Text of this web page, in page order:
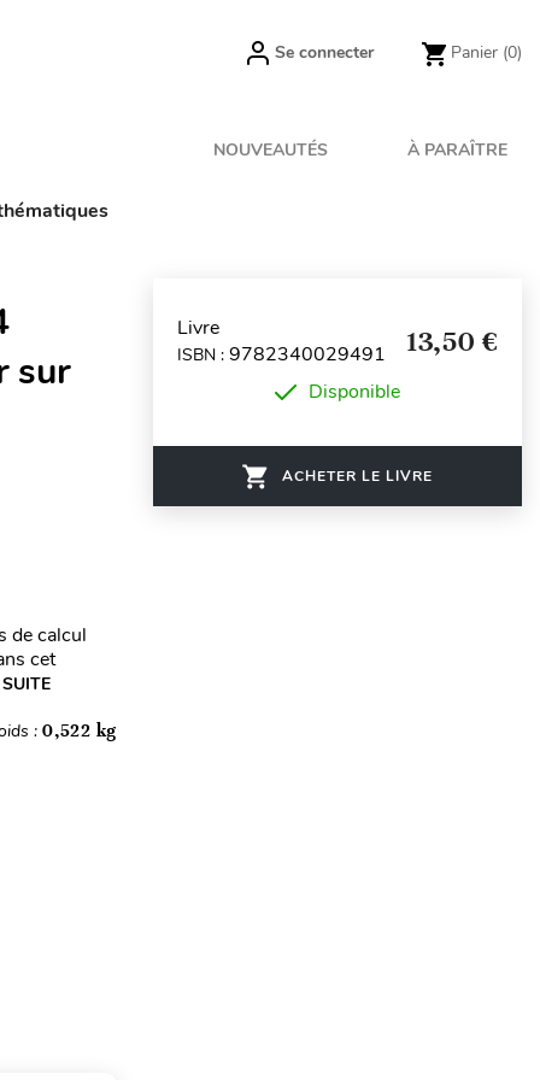
Se connecter Panier (0)
NOUVEAUTÉS À PARAÎTRE
sur
de calcul
cet
:0,522 kg
Livre
ISBN : 9782340029491 13,50 €
Disponible
ACHETER LE LIVRE